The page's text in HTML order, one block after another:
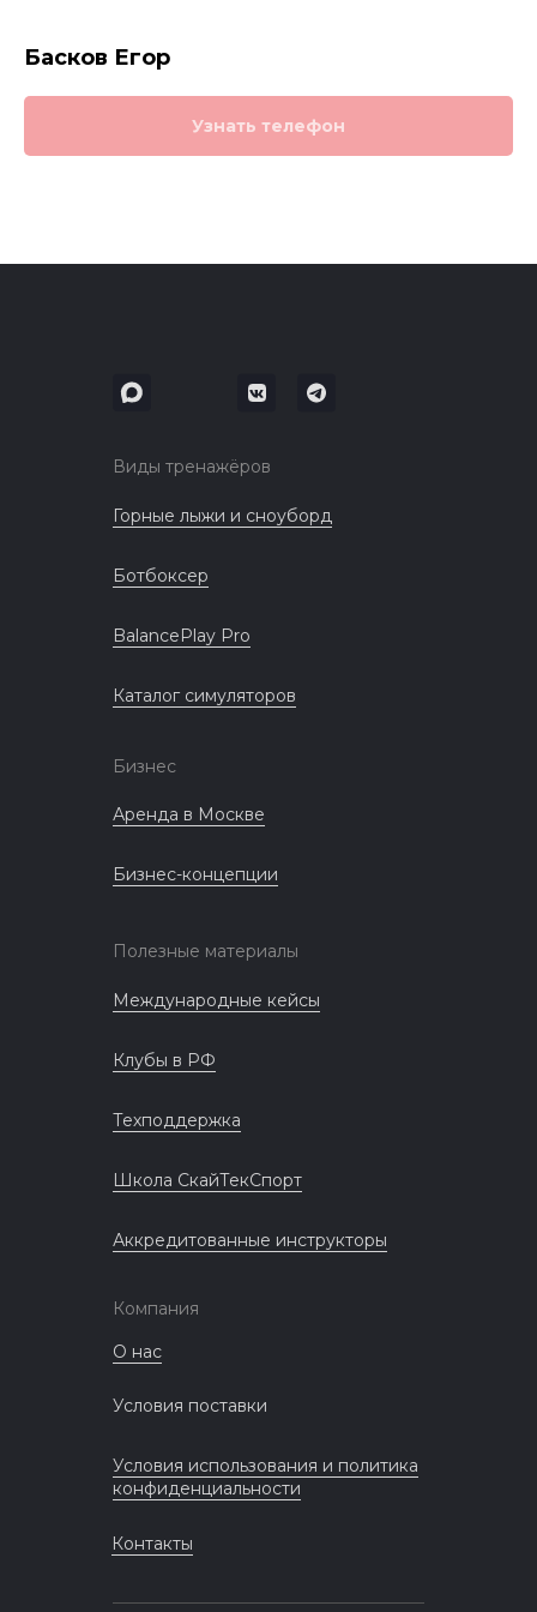
Басков Егор
Узнать телефон
Виды тренажёров
Горные лыжи и сноуборд
Ботбоксер
BalancePlay Pro
Бизнес
Бизнес-концепции
Аренда в Москве
Полезные материалы
Клубы в РФ
Международные кейсы
Компания
О нас
Условия поставки
Условия использования и политика
конфиденциальности
Техподдержка
Контакты
Школа СкайТекСпорт
Аккредитованные инструкторы
Каталог симуляторов